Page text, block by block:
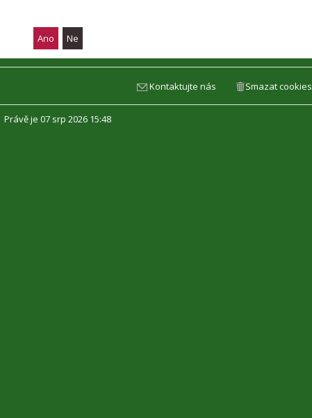
Smazat cookies
Kontaktujte nás
Právě je 07 srp 2026 15:48